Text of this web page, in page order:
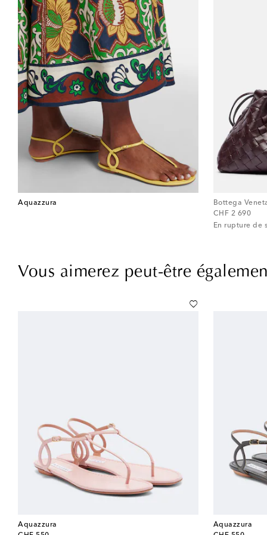
Aquazzura
Bottega
CHF 2 690
original price
En rupture de
Vous aimerez peut-être
Aquazzura
Aquazzura